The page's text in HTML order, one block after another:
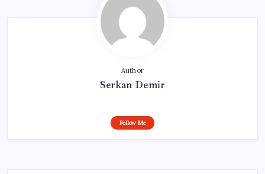
Author
Serkan Demir
Follow Me